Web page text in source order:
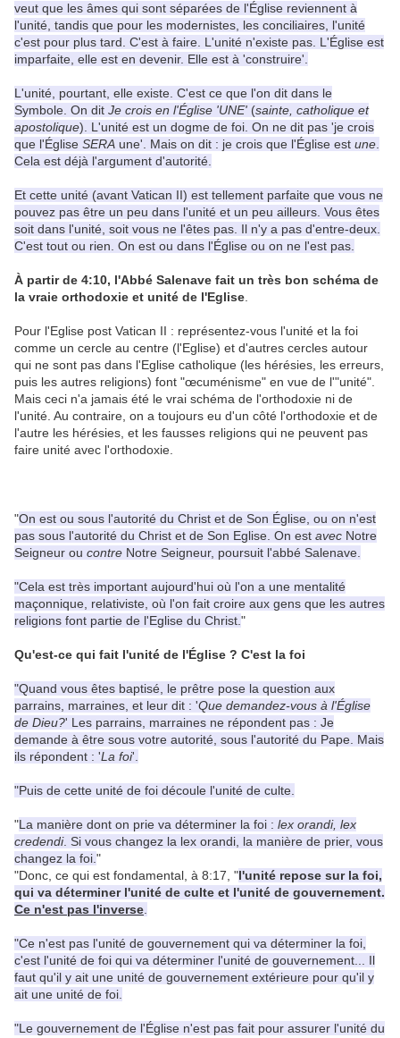
veut que les âmes qui sont séparées de l'Église reviennent à
l'unité, tandis que pour les modernistes, les conciliaires, l'unité
c'est pour plus tard. C'est à faire. L'unité n'existe pas. L'Église est
imparfaite, elle est en devenir. Elle est à 'construire'.
L'unité, pourtant, elle existe. C'est ce que l'on dit dans le
Symbole. On dit Je crois en l'Église 'UNE' (sainte, catholique et
apostolique). L'unité est un dogme de foi. On ne dit pas 'je crois
que l'Église SERA une'. Mais on dit : je crois que l'Église est une
Cela est déjà l'argument d'autorité.
Et cette unité (avant Vatican II) est tellement parfaite que vous ne
pouvez pas être un peu dans l'unité et un peu ailleurs. Vous êtes
soit dans l'unité, soit vous ne l'êtes pas. Il n'y a pas d'entre-deux.
C'est tout ou rien. On est ou dans l'Église ou on ne l'est pas.
À partir de 4:10, l'Abbé Salenave fait un très bon schéma de
la vraie orthodoxie et unité de l'Eglise
Pour l'Eglise post Vatican II : représentez-vous l'unité et la foi
comme un cercle au centre (l'Eglise) et d'autres cercles autour
qui ne sont pas dans l'Eglise catholique (les hérésies, les erreurs,
puis les autres religions) font "œcuménisme" en vue de l'"unité".
Mais ceci n'a jamais été le vrai schéma de l'orthodoxie ni de
l'unité. Au contraire, on a toujours eu d'un côté l'orthodoxie et de
l'autre les hérésies, et les fausses religions qui ne peuvent pas
faire unité avec l'orthodoxie.
"On est ou sous l'autorité du Christ et de Son Église, ou on n'est
pas sous l'autorité du Christ et de Son Eglise. On est avec Notre
Seigneur ou contre Notre Seigneur, poursuit l'abbé Salenave.
"Cela est très important aujourd'hui où l'on a une mentalité
maçonnique, relativiste, où l'on fait croire aux gens que les autres
religions font partie de l'Eglise du Christ. "
Qu'est-ce qui fait l'unité de l'Église ? C'est la foi
"Quand vous êtes baptisé, le prêtre pose la question aux
parrains, marraines, et leur dit : 'Que demandez-vous à l'Église
de Dieu?' Les parrains, marraines ne répondent pas : Je
demande à être sous votre autorité, sous l'autorité du Pape. Mais
ils répondent : 'La foi'.
"Puis de cette unité de foi découle l'unité de culte.
"La manière dont on prie va déterminer la foi : lex orandi, lex
credendi. Si vous changez la lex orandi, la manière de prier, vous
changez la foi. "
"Donc, ce qui est fondamental, à 8:17, "l'unité repose sur la foi,
qui va déterminer l'unité de culte et l'unité de gouvernement.
Ce n'est pas l'inverse
"Ce n'est pas l'unité de gouvernement qui va déterminer la foi,
c'est l'unité de foi qui va déterminer l'unité de gouvernement... Il
faut qu'il y ait une unité de gouvernement extérieure pour qu'il y
ait une unité de foi.
"Le gouvernement de l'Église n'est pas fait pour assurer l'unité du